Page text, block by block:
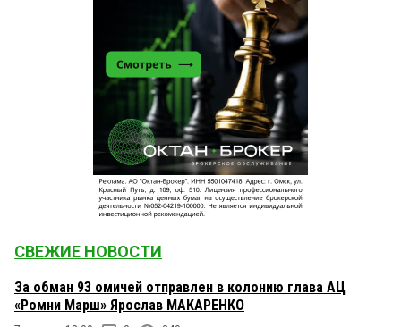
СВЕЖИЕ НОВОСТИ
За обман 93 омичей отправлен в колонию глава АЦ
«Ромни Марш» Ярослав МАКАРЕНКО